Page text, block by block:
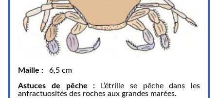
Maille :
6,5 cm
Astuces de pêche : L’étrille se pêche dans les
anfractuosités des roches aux grandes marées.